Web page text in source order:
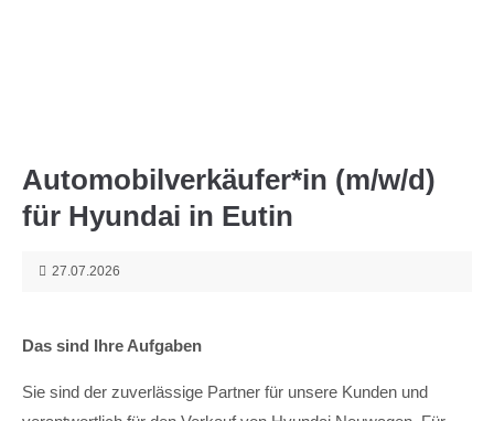
Automobilverkäufer*in (m/w/d)
für Hyundai in Eutin
27.07.2026
Das sind Ihre Aufgaben
Sie sind der zuverlässige Partner für unsere Kunden und